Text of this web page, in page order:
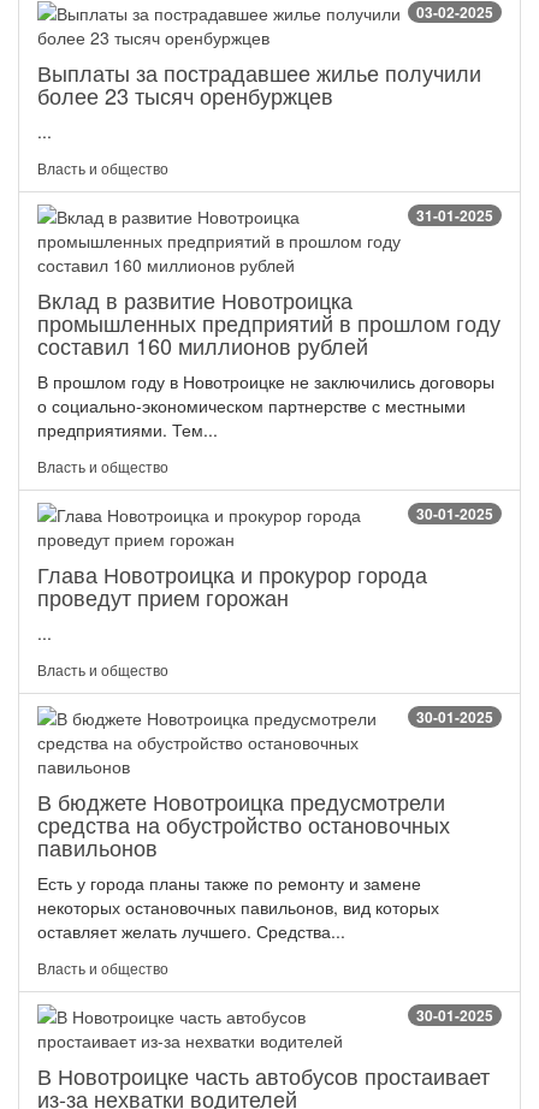
03-02-2025
Выплаты за пострадавшее жилье получили
более 23 тысяч оренбуржцев
...
Власть и общество
31-01-2025
Вклад в развитие Новотроицка
промышленных предприятий в прошлом году
составил 160 миллионов рублей
В прошлом году в Новотроицке не заключились договоры
о социально-экономическом партнерстве с местными
предприятиями. Тем...
Власть и общество
30-01-2025
Глава Новотроицка и прокурор города
проведут прием горожан
...
Власть и общество
30-01-2025
В бюджете Новотроицка предусмотрели
средства на обустройство остановочных
павильонов
Есть у города планы также по ремонту и замене
некоторых остановочных павильонов, вид которых
оставляет желать лучшего. Средства...
Власть и общество
30-01-2025
В Новотроицке часть автобусов простаивает
из-за нехватки водителей